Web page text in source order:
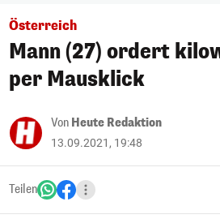
Österreich
Mann (27) ordert
per Mausklick
Von Heute Redaktion
13.09.2021, 19:48
Teilen